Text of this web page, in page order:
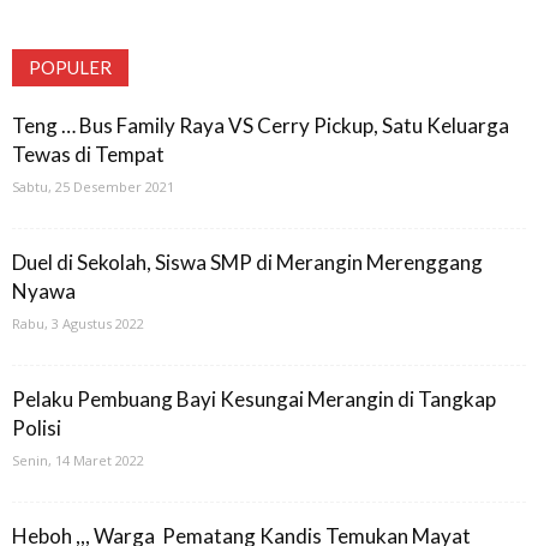
POPULER
Teng … Bus Family Raya VS Cerry Pickup, Satu Keluarga
Tewas di Tempat
Sabtu, 25 Desember 2021
Duel di Sekolah, Siswa SMP di Merangin Merenggang
Nyawa
Rabu, 3 Agustus 2022
Pelaku Pembuang Bayi Kesungai Merangin di Tangkap
Polisi
Senin, 14 Maret 2022
Heboh ,,, Warga Pematang Kandis Temukan Mayat